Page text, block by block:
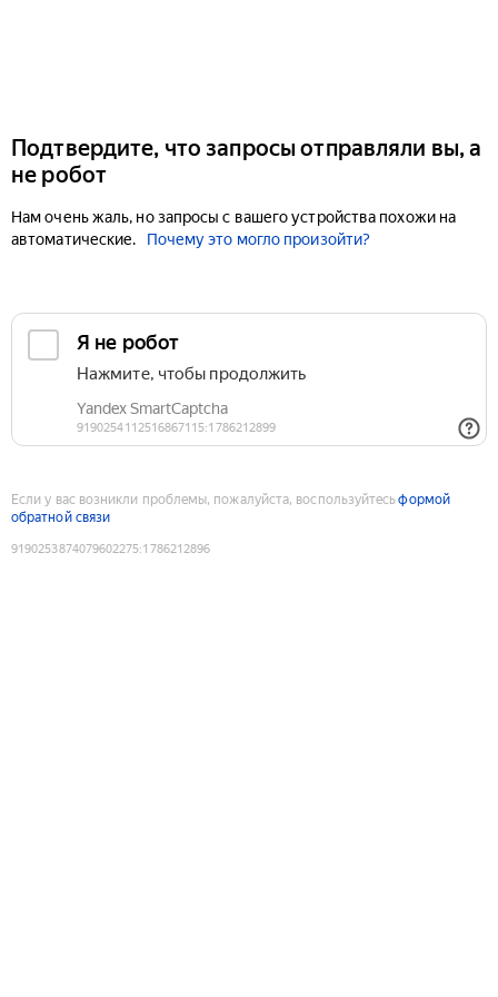
Подтвердите, что запросы отправляли вы, а
не робот
Нам очень жаль, но запросы с вашего устройства похожи на
автоматические.
Почему это могло произойти?
Если у вас возникли проблемы, пожалуйста, воспользуйтесьформой
обратной связи
9190253874079602275:1786212896